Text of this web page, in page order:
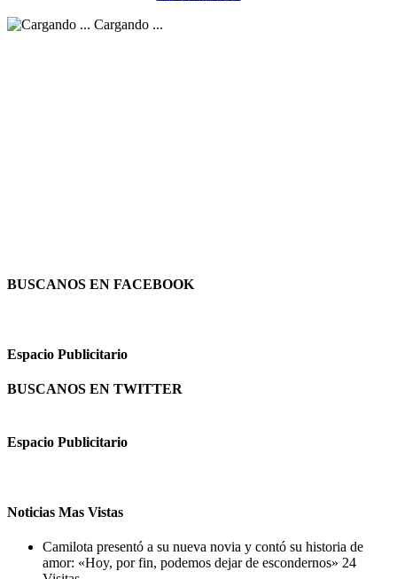
Cargando ...
BUSCANOS EN FACEBOOK
Espacio Publicitario
BUSCANOS EN TWITTER
Espacio Publicitario
Noticias Mas Vistas
Camilota presentó a su nueva novia y contó su historia de
amor: «Hoy, por fin, podemos dejar de escondernos» 24